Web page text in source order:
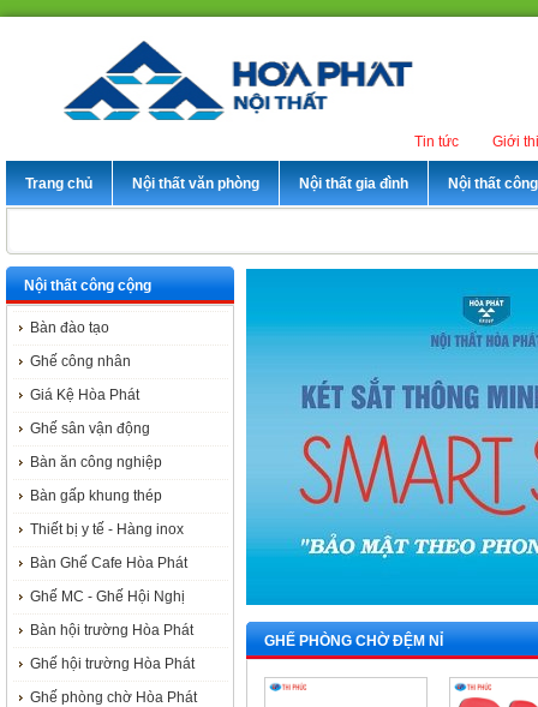
Giới
Tin tức
Trang chủ Nội thất văn phòng Nội thất gia đình Nội thất
GHẾ PHÒNG CHỜ ĐỆM NỈ
Nội thất công cộng
Bàn đào tạo
Ghế công nhân
Giá Kệ Hòa Phát
Ghế sân vận động
Bàn ăn công nghiệp
Bàn gấp khung thép
Thiết bị y tế - Hàng inox
Bàn Ghế Cafe Hòa Phát
Ghế MC - Ghế Hội Nghị
Bàn hội trường Hòa Phát
Ghế hội trường Hòa Phát
Ghế phòng chờ Hòa Phát